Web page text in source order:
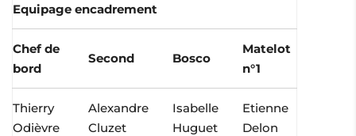
Equipage encadrement
Chef de
bord
Second Bosco
Matelot
n°1
Thierry
Odièvre
Alexandre
Cluzet
Isabelle
Huguet
Etienne
Delon